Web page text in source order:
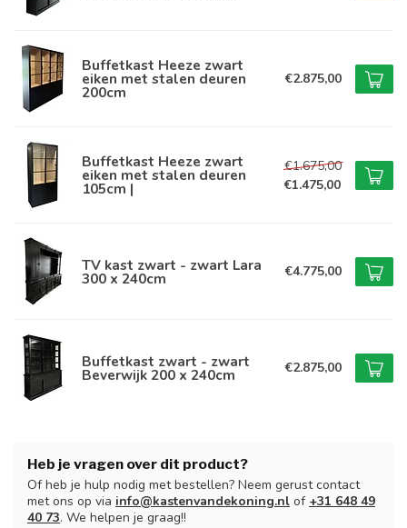
Buffetkast Heeze zwart
eiken met stalen deuren
200cm
€2.875,00
Buffetkast Heeze zwart
eiken met stalen deuren
105cm |
€1.675,00
€1.475,00
TV kast zwart - zwart Lara
300 x 240cm €4.775,00
Buffetkast zwart - zwart
Beverwijk 200 x 240cm €2.875,00
Heb je vragen over dit product?
Of heb je hulp nodig met bestellen? Neem gerust contact
met ons op via info@kastenvandekoning.nl of +31 648 49
40 73. We helpen je graag!!